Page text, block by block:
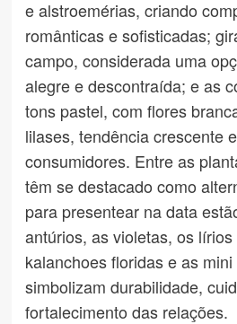
e alstroemérias, criando
românticas e sofisticadas;
campo, considerada uma
alegre e descontraída; e as
tons pastel, com flores
lilases, tendência crescente
consumidores. Entre as
têm se destacado como
para presentear na data
antúrios, as violetas, os
kalanchoes floridas e as
simbolizam durabilidade,
fortalecimento das relações.